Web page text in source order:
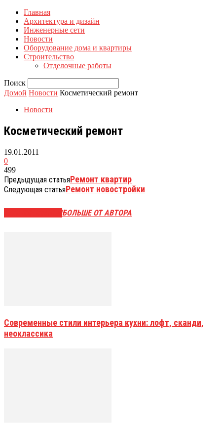
Главная
Архитектура и дизайн
Инженерные сети
Новости
Оборудование дома и квартиры
Строительство
Отделочные работы
Поиск
Домой Новости Косметический ремонт
Новости
Косметический ремонт
19.01.2011
0
499
Предыдущая статьяРемонт квартир
Следующая статьяРемонт новостройки
БОЛЬШЕ ОТ АВТОРА
Современные стили интерьера кухни: лофт, сканди,
неоклассика